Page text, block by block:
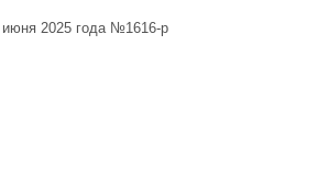
июня 2025 года №1616-р